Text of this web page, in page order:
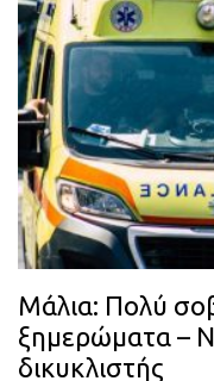
Μάλια: Πολύ
ξημερώματα –
δικυκλιστής